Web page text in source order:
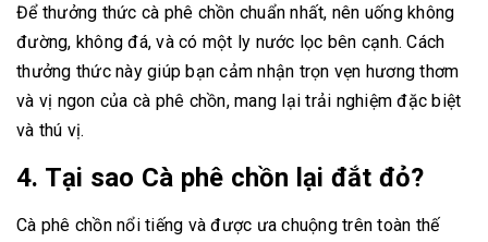
Để thưởng thức cà phê chồn chuẩn nhất, nên uống không
đường, không đá, và có một ly nước lọc bên cạnh. Cách
thưởng thức này giúp bạn cảm nhận trọn vẹn hương thơm
và vị ngon của cà phê chồn, mang lại trải nghiệm đặc biệt
và thú vị.
4. Tại sao Cà phê chồn lại đắt đỏ?
Cà phê chồn nổi tiếng và được ưa chuộng trên toàn thế